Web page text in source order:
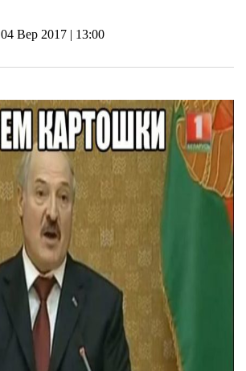
04 Вер 2017 | 13:00